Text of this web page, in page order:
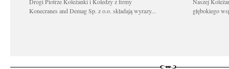
Konecranes and Demag Sp. z o.o. składają wyrazy...
głębokiego